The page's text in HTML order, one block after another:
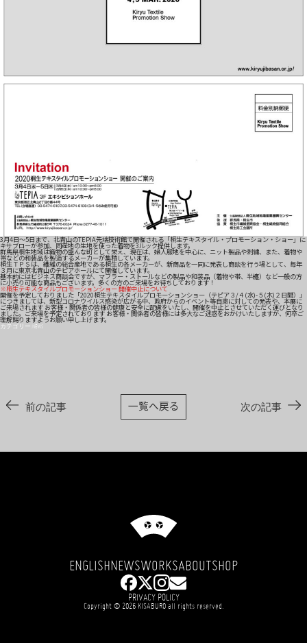
3月4日～5日まで、北青山のTEPIA先端技術館で開催される「桐生テキスタイル・プロモーション・ショー」に
キサブローが参加、同産地の生地を使った着物を3ルック提供します。
群馬県桐生地域は織物の盛んな町として栄え、現在は、婦人服地を中心に、ニット製品や刺繍、また、着物や
帯などの和装品を製造するメーカーが集積しています。
桐生ＴＰＳは、繊維の総合産地である桐生の各メーカーが、新商品を一同に発表し商談を行う場として、毎年
３月に東京北青山のテピアホールにて開催しています。
基本的にはビジネス商談会ですが、マフラー・ストールなどの製品や和装品（着物や帯、半纏）など一般の方
に小売り可能な商品もございます。多くの方のご来場をお待ちしております！
※桐生テキスタイルプロモーションショー 開催中止について
開催を予定しておりました「2020桐生テキスタイルプロモーションショー（テピア３/４(水)-５(木)２日間）」
につきましては、新型コロナウイルス感染が広がる中、政府からのイベント等自粛に対しての発表や、本展に
ご来場されます お客様・関係者の皆様の健康と安全に配慮をいたし、開催を中止とさせていただく運びとなり
ました。ご来場を予定されております お客様・関係者の皆様には多大なご迷惑をおかけいたしますが、何卒ご
理解賜りますようお願い申し上げます。
カテゴリー: NEWS
前の記事 一覧へ戻る 次の記事
ENGLISHNEWSWORKSABOUTSHOP
PRIVACY POLICY
Copyright © 2026 KISABURO all rights reserved.